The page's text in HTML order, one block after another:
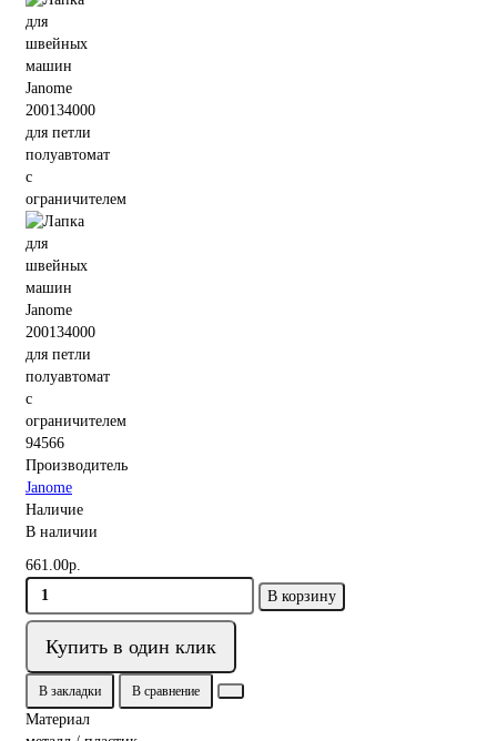
94566
Производитель
Janome
Наличие
В наличии
661.00р.
В корзину
Купить в один клик
В закладки В сравнение
Материал